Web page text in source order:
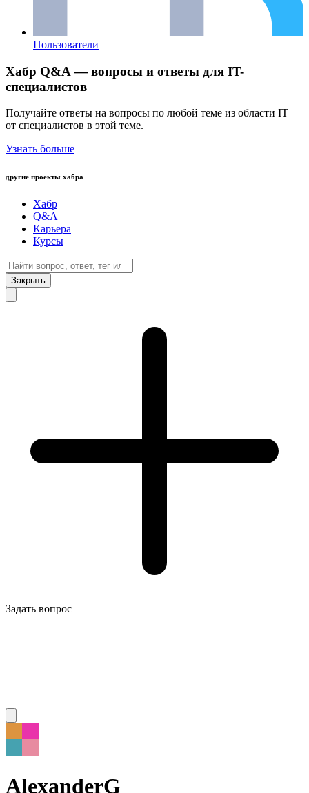
Пользователи
Хабр Q&A — вопросы и ответы для IT-
специалистов
Получайте ответы на вопросы по любой теме из области IT
от специалистов в этой теме.
Узнать больше
другие проекты хабра
Хабр
Q&A
Карьера
Курсы
Закрыть
Задать вопрос
AlexanderG